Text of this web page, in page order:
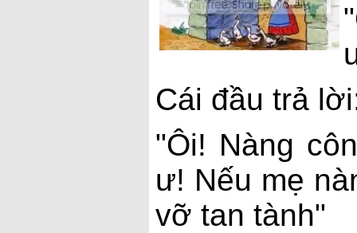
Cái đầu trả
"Ôi! Nàng
ư! Nếu mẹ
vỡ tan tành"